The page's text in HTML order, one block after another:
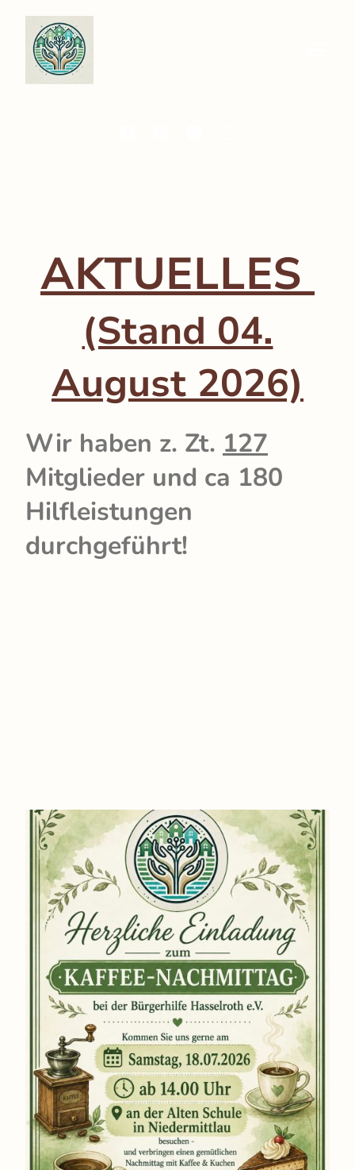
AKTUELLES
(Stand 04.
August 2026)
Wir haben z. Zt. 127
Mitglieder und ca 180
Hilfleistungen
durchgeführt!